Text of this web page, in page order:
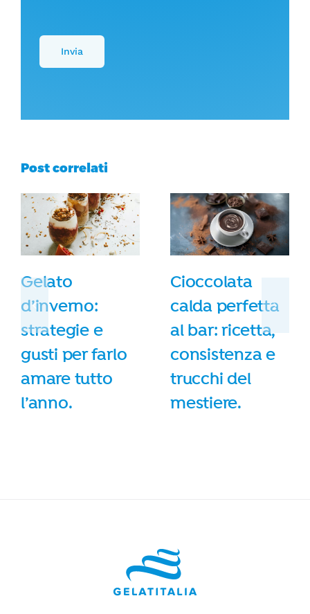
Post correlati
Gelato
d’inverno:
strategie e
gusti per farlo
amare tutto
l’anno.
Cioccolata
calda perfetta
al bar: ricetta,
consistenza e
trucchi del
mestiere.